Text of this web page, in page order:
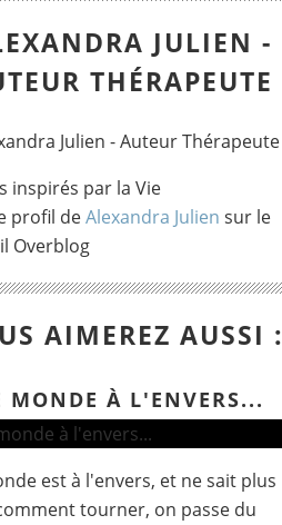
JULIEN -
THÉRAPEUTE
inspirés par la Vie
profil deAlexandra Julien sur le
Overblog
AIMEREZ AUSSI :
MONDE À L'ENVERS...
est à l'envers, et ne sait plus
tourner, on passe du